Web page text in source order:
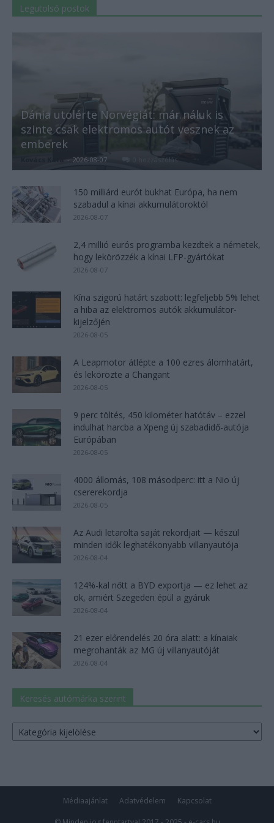
Legutolsó postok
Dánia utolérte Norvégiát: már náluk is
szinte csak elektromos autót vesznek az
emberek
- 2026-08-07 0 hozzászólás
150 milliárd eurót bukhat Európa, ha nem
szabadul a kínai akkumulátoroktól
2026-08-07
2,4 millió eurós programba kezdtek a németek,
hogy lekörözzék a kínai LFP-gyártókat
2026-08-07
Kína szigorú határt szabott: legfeljebb 5% lehet
a hiba az elektromos autók akkumulátor-
kijelzőjén
2026-08-05
A Leapmotor átlépte a 100 ezres álomhatárt,
és lekörözte a Changant
2026-08-05
9 perc töltés, 450 kilométer hatótáv – ezzel
indulhat harcba a Xpeng új szabadidő-autója
Európában
2026-08-05
4000 állomás, 108 másodperc: itt a Nio új
csererekordja
2026-08-05
Az Audi letarolta saját rekordjait — készül
minden idők leghatékonyabb villanyautója
2026-08-04
124%-kal nőtt a BYD exportja — ez lehet az
ok, amiért Szegeden épül a gyáruk
2026-08-04
21 ezer előrendelés 20 óra alatt: a kínaiak
megrohanták az MG új villanyautóját
2026-08-04
Keresés autómárka szerint
Keresés
autómárka
Médiaajánlat Adatvédelem Kapcsolat